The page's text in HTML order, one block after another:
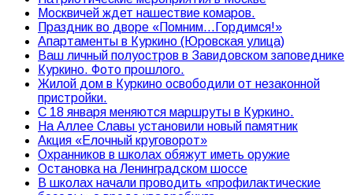
Москвичей ждет нашествие комаров.
Праздник во дворе «Помним…Гордимся!»
Апартаменты в Куркино (Юровская улица)
Ваш личный полуостров в Завидовском заповеднике
Куркино. Фото прошлого.
Жилой дом в Куркино освободили от незаконной
пристройки.
С 18 января меняются маршруты в Куркино.
На Аллее Славы установили новый памятник
Акция «Елочный круговорот»
Охранников в школах обяжут иметь оружие
Остановка на Ленинградском шоссе
В школах начали проводить «профилактические